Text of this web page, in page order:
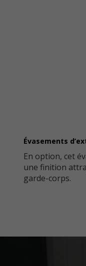
Évasements
En option, cet
une finition
garde-corps.